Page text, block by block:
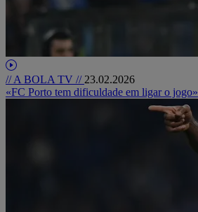
// A BOLA TV // 23.02.2026
«FC Porto tem dificuldade em ligar o jogo»